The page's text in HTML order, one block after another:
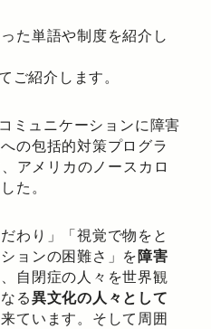
た単語や制度を紹介し
ご紹介します。
ミュニケーションに障害
の包括的対策プログラ
アメリカのノースカロ
た。
わり」「視覚で物をと
ョンの困難さ」を 障害
自閉症の人々を世界観
る異文化の人々として
ています。そして周囲